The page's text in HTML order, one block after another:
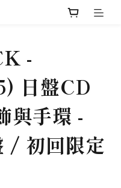
-
日盤CD
與手環 -
/ 初回限定